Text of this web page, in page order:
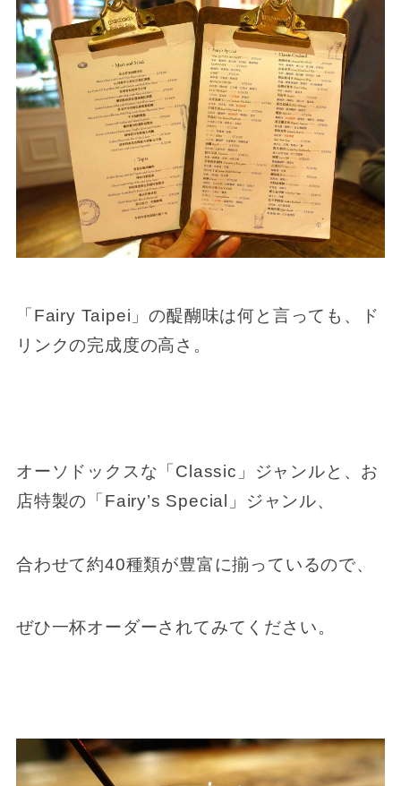
「Fairy Taipei」の醍醐味は何と言っても、ド
リンクの完成度の高さ。
オーソドックスな「Classic」ジャンルと、お
店特製の「Fairy’s Special」ジャンル、
合わせて約40種類が豊富に揃っているので、
ぜひ一杯オーダーされてみてください。